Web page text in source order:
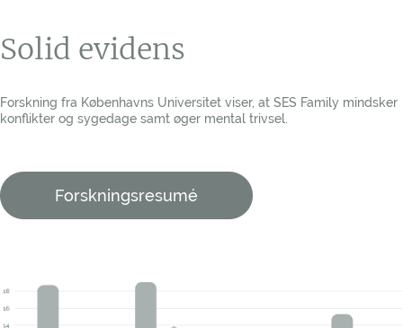
Solid evidens
Forskning fra Københavns Universitet viser, at SES Family mindsker
konflikter og sygedage samt øger mental trivsel.
Forskningsresumé